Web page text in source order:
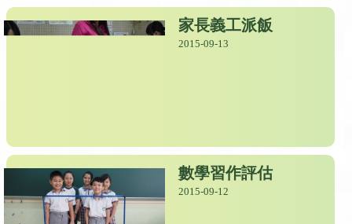
家長義工派飯
2015-09-13
數學習作評估
2015-09-12